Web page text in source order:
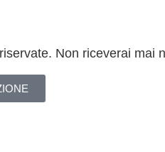
Non riceverai mai